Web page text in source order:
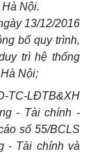
Nội.
13/12/2016
bố quy trình,
trì hệ thống
Nội;
TC-LĐTB&XH
- Tài chính -
số 55/BCLS
- Tài chính và